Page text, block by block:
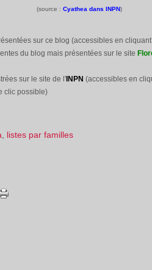
(source : Cyathea dans INPN)
sur ce blog (accessibles en
du blog mais présentées sur le site
sur le site de l' INPN (accessibles en
clic possible)
listes par familles